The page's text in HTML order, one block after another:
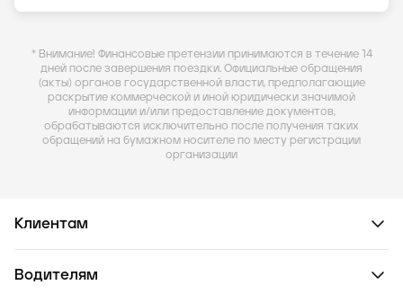
* Внимание! Финансовые претензии принимаются в течение 14
дней после завершения поездки. Официальные обращения
(акты) органов государственной власти, предполагающие
раскрытие коммерческой и иной юридически значимой
информации и/или предоставление документов,
обрабатываются исключительно после получения таких
обращений на бумажном носителе по месту регистрации
организации
Клиентам
Водителям